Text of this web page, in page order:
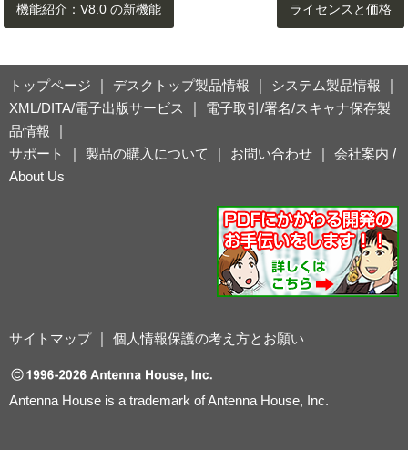
機能紹介：V8.0 の新機能
ライセンスと価格
トップページ デスクトップ製品情報 システム製品情報
XML/DITA/電子出版サービス
電子取引/署名/スキャナ保存製
品情報
サポート
製品の購入について お問い合わせ 会社案内 /
About Us
サイトマップ｜ 個人情報保護の考え方とお願い
Antenna House is a trademark of Antenna House, Inc.